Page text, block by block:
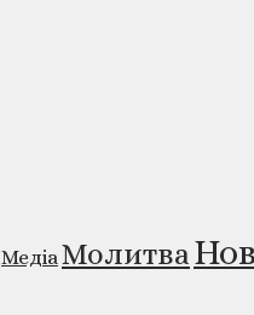
МедіаМолитва